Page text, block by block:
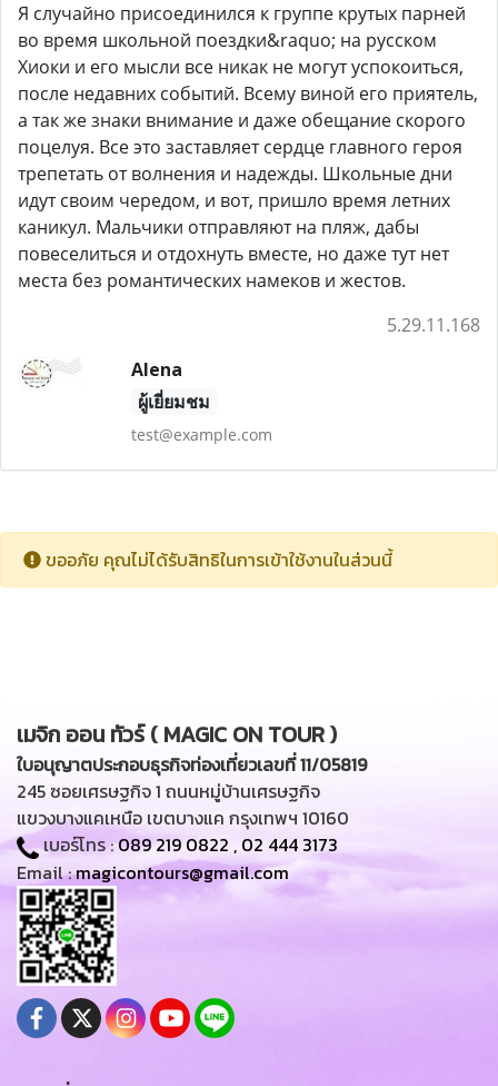
Я случайно присоединился к группе крутых парней
во время школьной поездки&raquo; на русском
Хиоки и его мысли все никак не могут успокоиться,
после недавних событий. Всему виной его приятель,
а так же знаки внимание и даже обещание скорого
поцелуя. Все это заставляет сердце главного героя
трепетать от волнения и надежды. Школьные дни
идут своим чередом, и вот, пришло время летних
каникул. Мальчики отправляют на пляж, дабы
повеселиться и отдохнуть вместе, но даже тут нет
места без романтических намеков и жестов.
5.29.11.168
Alena
ผู้เยี่ยมชม
test@example.com
ขออภัย คุณไม่ได้รับสิทธิในการเข้าใช้งานในส่วนนี้
เมจิก ออน ทัวร์ ( MAGIC ON TOUR )
ใบอนุญาตประกอบธุรกิจท่องเที่ยวเลขที่ 11/05819
245 ซอยเศรษฐกิจ 1 ถนนหมู่บ้านเศรษฐกิจ
แขวงบางแคเหนือ เขตบางแค กรุงเทพฯ 10160
เบอร์โทร :089 219 0822 , 02 444 3173
Email :magicontours@gmail.com